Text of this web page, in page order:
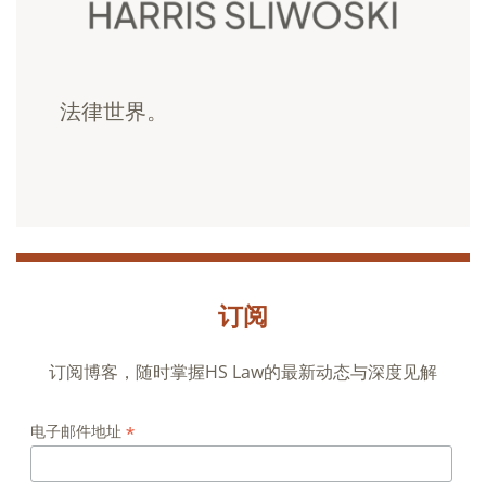
法律世界。
订阅
订阅博客，随时掌握HS Law的最新动态与深度见解
电子邮件地址 *